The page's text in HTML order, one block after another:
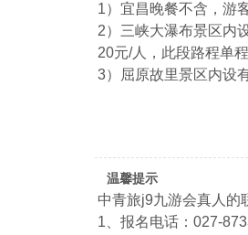
1）宜昌晚餐不含，游
2）三峡大瀑布景区内
20元/人，此段路程单
3）屈原故里景区内设
温馨提示
中青旅j9九游会真人的
1、报名电话：027-